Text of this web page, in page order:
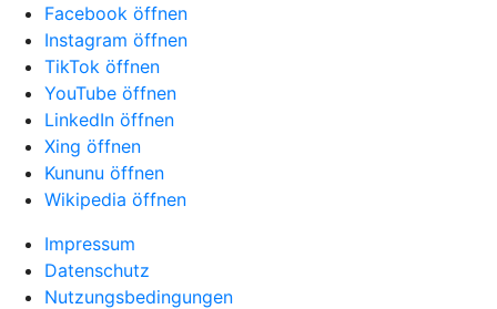
Facebook öffnen
Instagram öffnen
TikTok öffnen
YouTube öffnen
LinkedIn öffnen
Xing öffnen
Kununu öffnen
Wikipedia öffnen
Impressum
Datenschutz
Nutzungsbedingungen